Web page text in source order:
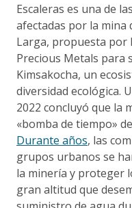
Escaleras es una de
afectadas por la
Larga, propuesta por
Precious Metals para
Kimsakocha, un
diversidad ecológica.
2022 concluyó que la
«bomba de tiempo»
Durante años, las
grupos urbanos se
la minería y proteger
gran altitud que